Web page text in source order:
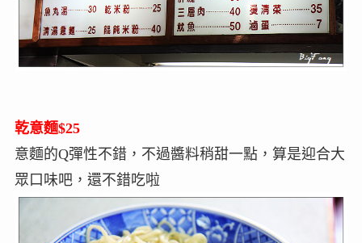
乾意麵$25
意麵的Q彈性不錯，不過醬料稍甜一點，算是迎合大
眾口味吧，還不錯吃啦